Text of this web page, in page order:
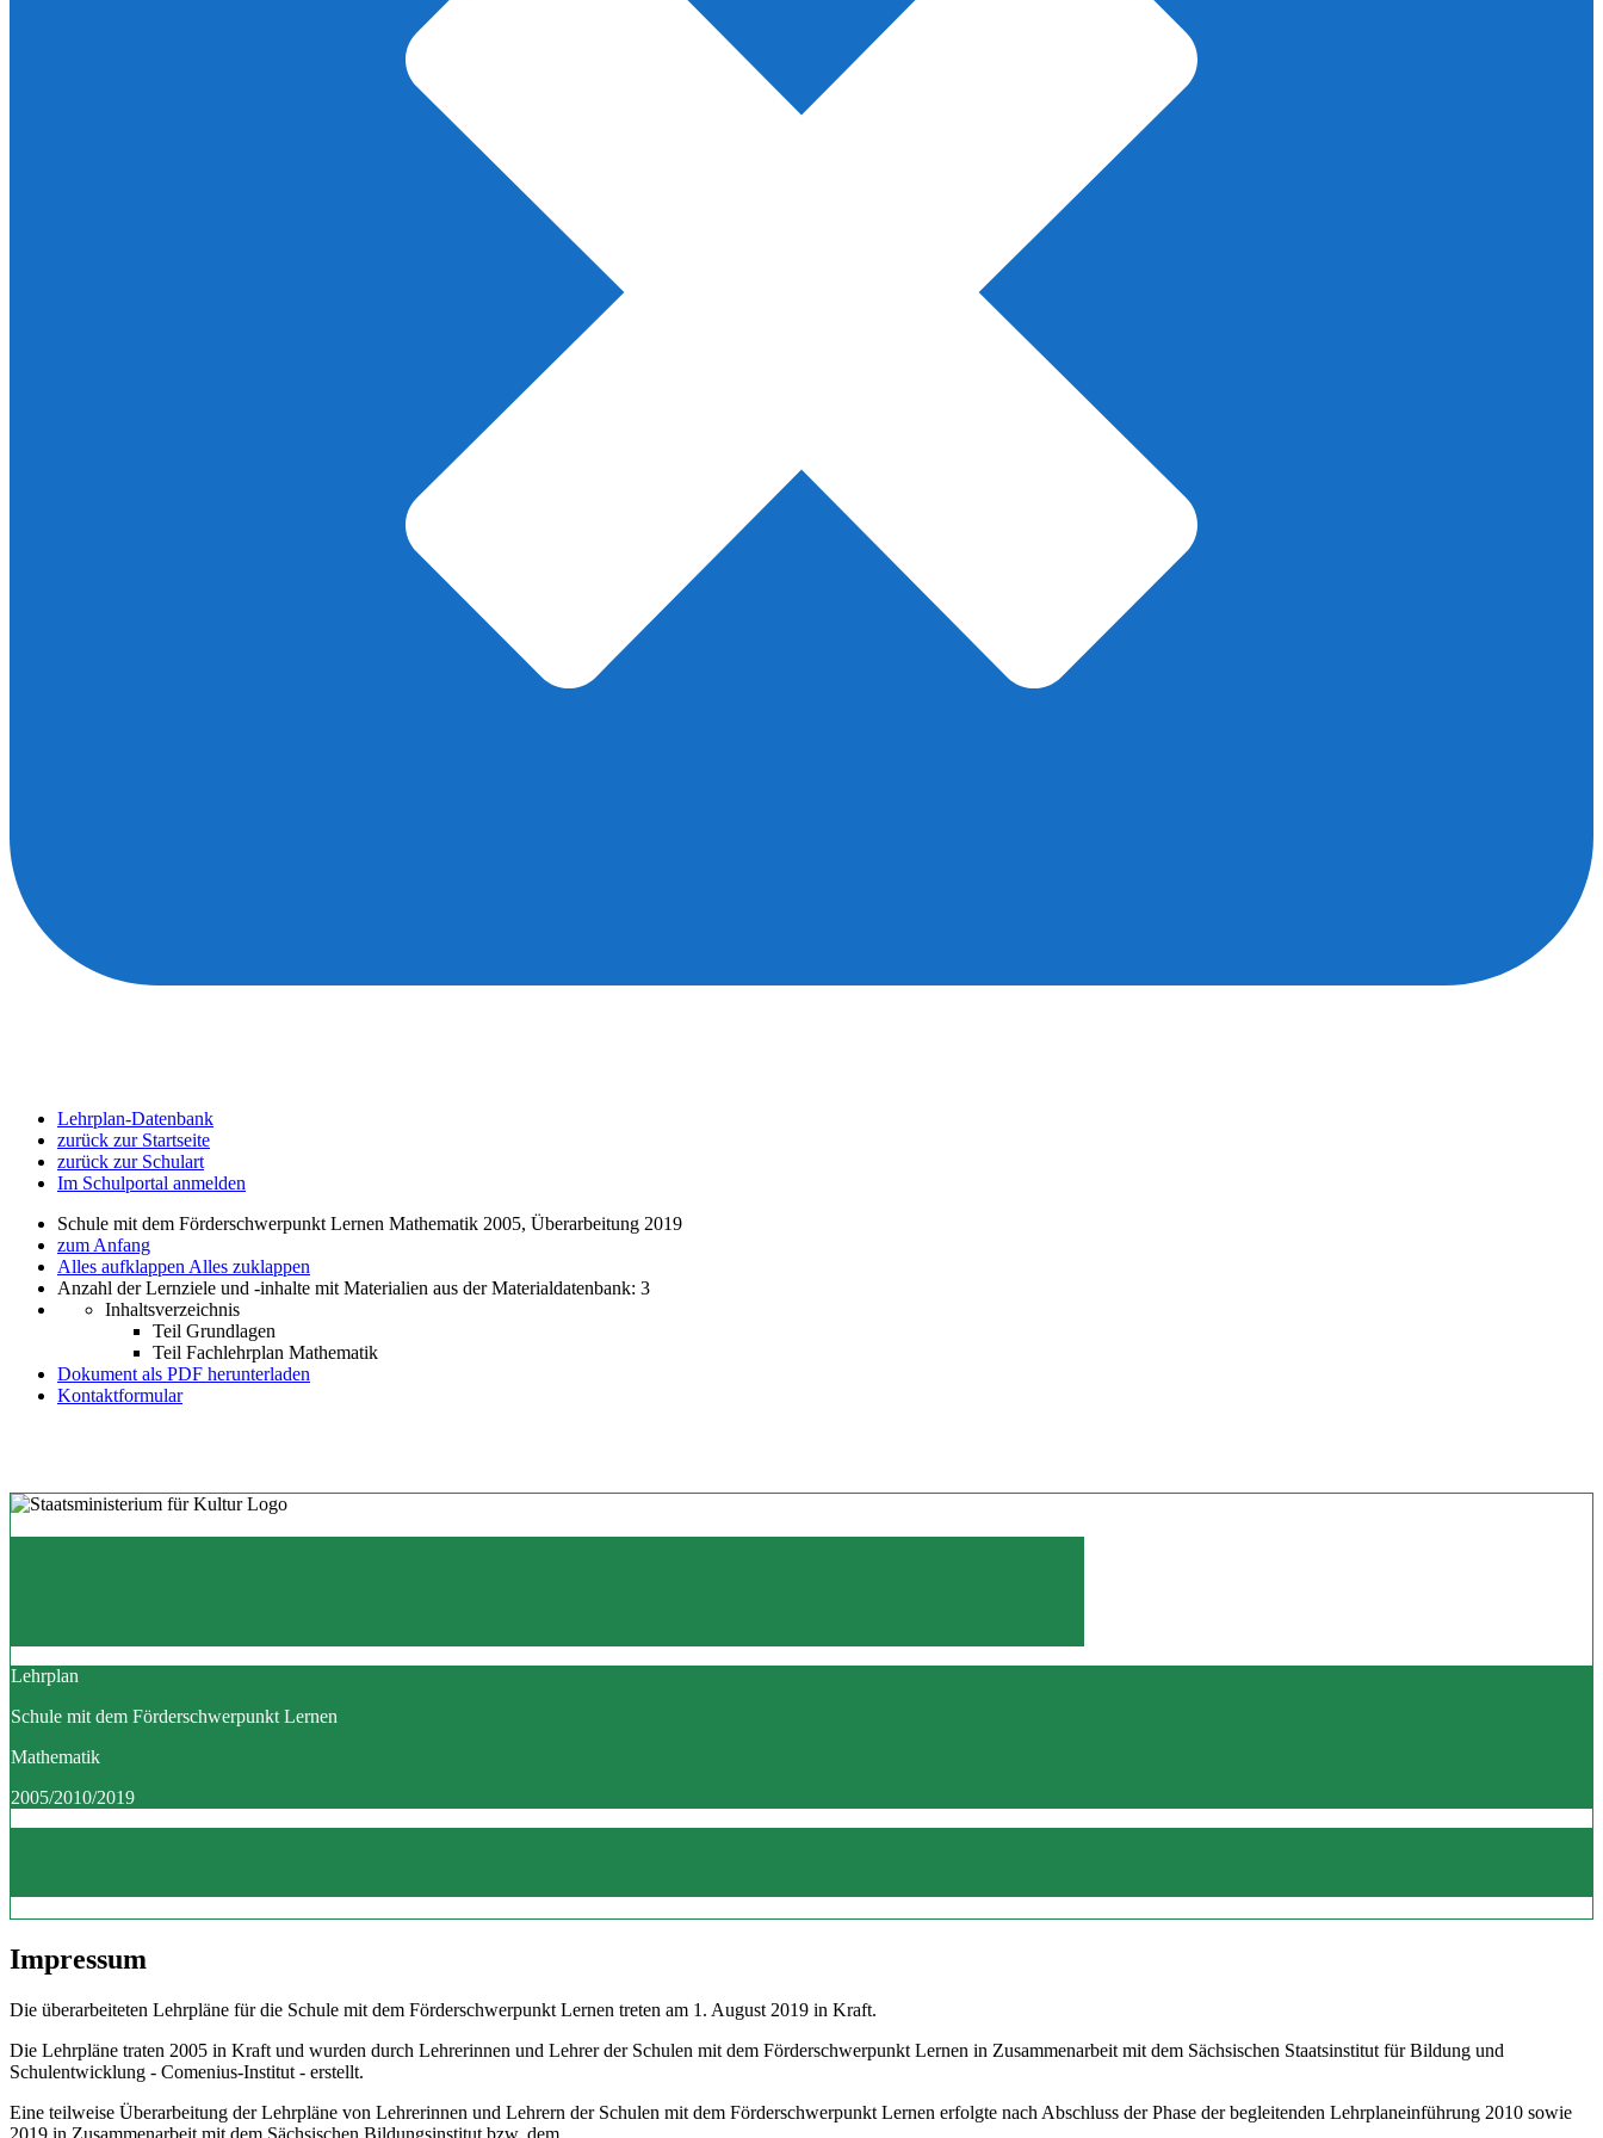
Lehrplan-Datenbank
zurück zur Startseite
zurück zur Schulart
Im Schulportal anmelden
Schule mit dem Förderschwerpunkt Lernen Mathematik 2005, Überarbeitung 2019
zum Anfang
Alles aufklappen Alles zuklappen
Anzahl der Lernziele und -inhalte mit Materialien aus der Materialdatenbank: 3
Inhaltsverzeichnis
Teil Grundlagen
Teil Fachlehrplan Mathematik
Dokument als PDF herunterladen
Kontaktformular
Lehrplan
Schule mit dem Förderschwerpunkt Lernen
Mathematik
2005/2010/2019
Impressum
Die überarbeiteten Lehrpläne für die Schule mit dem Förderschwerpunkt Lernen treten am 1. August 2019 in Kraft.
Die Lehrpläne traten 2005 in Kraft und wurden durch Lehrerinnen und Lehrer der Schulen mit dem Förderschwerpunkt Lernen in Zusammenarbeit mit dem Sächsischen Staatsinstitut für Bildung und
Schulentwicklung - Comenius-Institut - erstellt.
Eine teilweise Überarbeitung der Lehrpläne von Lehrerinnen und Lehrern der Schulen mit dem Förderschwerpunkt Lernen erfolgte nach Abschluss der Phase der begleitenden Lehrplaneinführung 2010 sowie
2019 in Zusammenarbeit mit dem Sächsischen Bildungsinstitut bzw. dem